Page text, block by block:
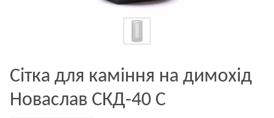
Сітка для каміння на димохід
Новаслав СКД-40 С